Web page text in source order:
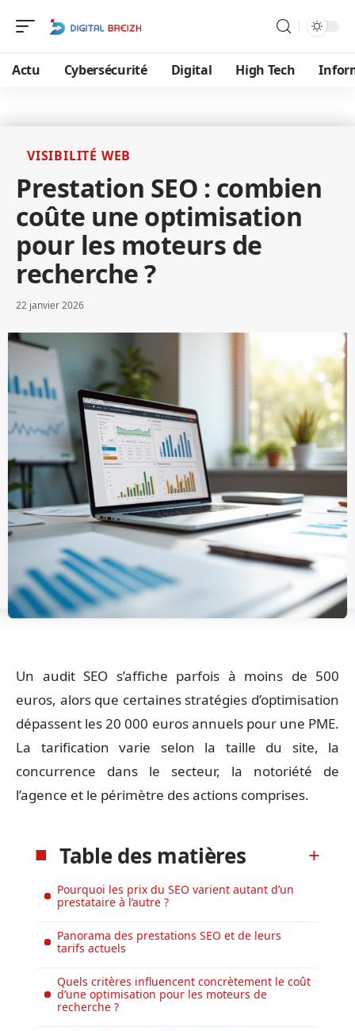
Actu Cybersécurité Digital High Tech
VISIBILITÉ WEB
Prestation SEO : combien
coûte une optimisation
pour les moteurs de
recherche ?
22 janvier 2026
Un audit SEO s’affiche parfois à moins de 500
euros, alors que certaines stratégies d’optimisation
dépassent les 20 000 euros annuels pour une PME.
La tarification varie selon la taille du site, la
concurrence dans le secteur, la notoriété de
l’agence et le périmètre des actions comprises.
Table des matières
Pourquoi les prix du SEO varient autant d’un
prestataire à l’autre ?
Panorama des prestations SEO et de leurs
tarifs actuels
Quels critères influencent concrètement le coût
d’une optimisation pour les moteurs de
recherche ?